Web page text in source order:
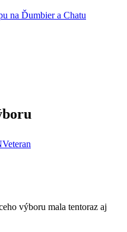
na Ďumbier a Chatu
výboru mala tentoraz aj